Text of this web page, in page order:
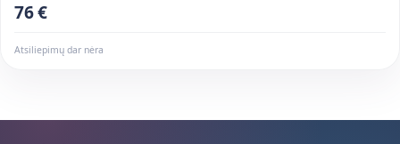
76 €
Atsiliepimų dar nėra